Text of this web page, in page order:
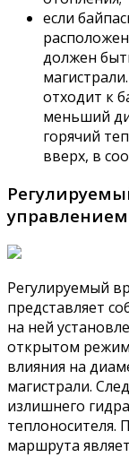
если
должен
отходит к
меньший
горячий
вверх, в
управлением
Регулируемый
представляет
на ней
открытом
влияния на
магистрали.
излишнего
теплоносителя.
маршрута